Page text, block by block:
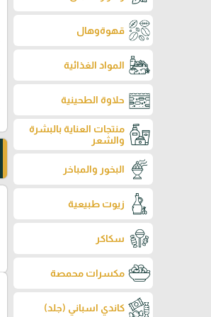
قهوةوهال
المواد الغذائية
حلاوة الطحينية
منتجات العناية بالبشرة
والشعر
البخور والمباخر
زيوت طبيعية
سكاكر
مكسرات محمصة
كاندي اسباني (جلد)